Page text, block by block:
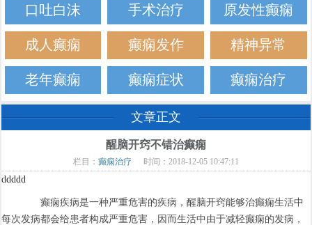
口吐白沫 手术治疗 原发性癫痫
成人癫痫 癫痫发作 精神异常
老年癫痫 癫痫症状 癫痫治疗
文章正文
醒脑开窍不错治癫痫
栏目： 癫痫治疗 时间：2018-12-05 10:47:11
ddddd
癫痫疾病是一种严重危害的疾病，醒脑开窍能够治癫痫生活中
每次发病都会给患者构成严重危害，因而生活中由于减轻癫痫的发病，